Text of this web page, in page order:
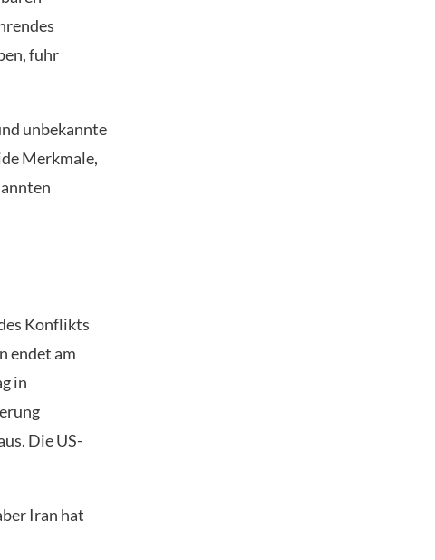
fuhr
unbekannte
Merkmale,
Konflikts
endet am
in
Die US-
Iran hat